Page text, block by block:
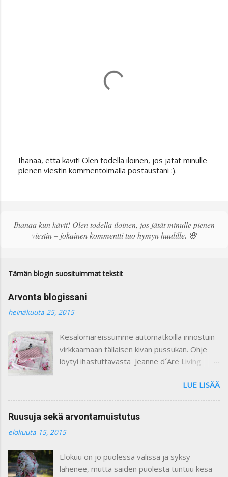
L
ä
k
e
t
i
Ihanaa, että kävit! Olen todella iloinen, jos jätät minulle
pienen viestin kommentoimalla postaustani :).
Ihanaa kun kävit! Olen todella iloinen, jos jätät minulle pienen
viestin – jokainen kommentti tuo hymyn huulille. 🌸
Tämän blogin suosituimmat tekstit
Arvonta blogissani
heinäkuuta 25, 2015
Kesälomareissumme automatkoilla innostuin
virkkaamaan tällaisen kivan pussukan. Ohje
löytyi ihastuttavasta Jeanne d´Are Living
lehtien sisustusjutut ovat todella ihastuttavia
ja niin kauniita. Lehdistä löytyy niin paljon
käyttäen keksiä oman kodin kaunistukseksi.
Paljon on tullutkin ostettua näitä lehtiä :) Yllä
virkkaamiseen. Vuoritin pussin kauniilla
ruusukankaalla. Kiinnitin vetoketjun käsin
LUE LISÄÄ
Ruusuja sekä arvontamuistutus
elokuuta 15, 2015
Elokuu on jo puolessa välissä ja syksy
lähenee, mutta säiden puolesta tuntuu kesä